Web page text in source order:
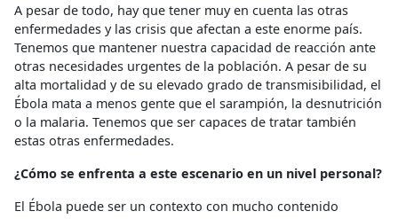
A pesar de todo, hay que tener muy en cuenta las otras
enfermedades y las crisis que afectan a este enorme país.
Tenemos que mantener nuestra capacidad de reacción ante
otras necesidades urgentes de la población. A pesar de su
alta mortalidad y de su elevado grado de transmisibilidad, el
Ébola mata a menos gente que el sarampión, la desnutrición
o la malaria. Tenemos que ser capaces de tratar también
estas otras enfermedades.
¿Cómo se enfrenta a este escenario en un nivel personal?
El Ébola puede ser un contexto con mucho contenido